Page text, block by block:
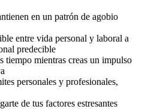
en un patrón de agobio
entre vida personal y laboral a
predecible
tiempo mientras creas un impulso
personales y profesionales,
de tus factores estresantes